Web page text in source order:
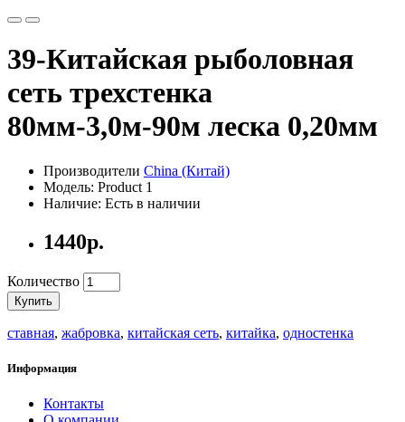
39-Китайская рыболовная
сеть трехстенка
80мм-3,0м-90м леска 0,20мм
Производители China (Китай)
Модель: Product 1
Наличие: Есть в наличии
1440р.
Количество
Купить
ставная, жабровка, китайская сеть, китайка, одностенка
Информация
Контакты